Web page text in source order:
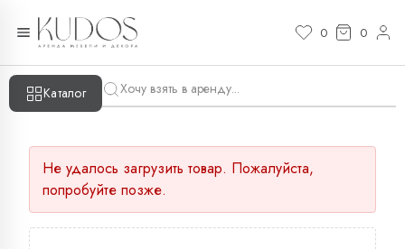
0 0
Каталог
Не удалось загрузить товар. Пожалуйста,
попробуйте позже.